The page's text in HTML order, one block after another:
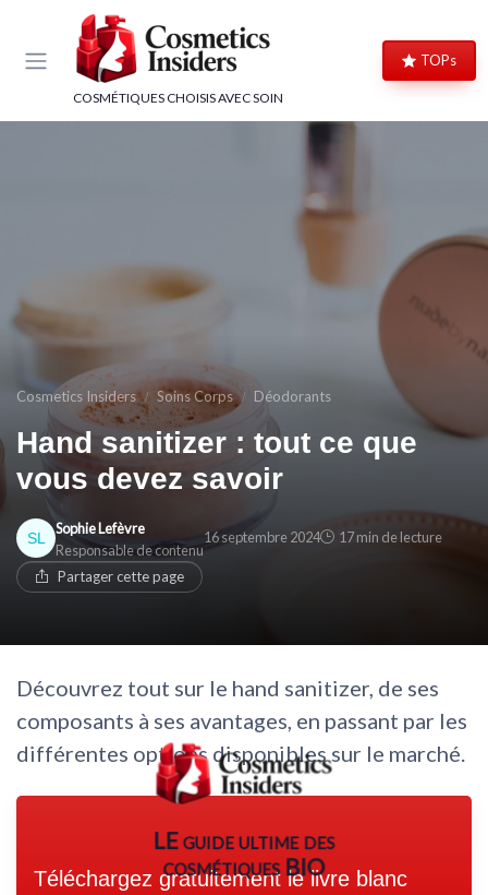
COSMÉTIQUES CHOISIS AVEC SOIN
TOPs
Cosmetics Insiders Soins Corps Déodorants
Hand sanitizer : tout ce que
vous devez savoir
Sophie Lefèvre
Responsable de contenu
16 septembre 2024 17 min de lecture
Partager cette page
Découvrez tout sur le hand sanitizer, de ses
composants à ses avantages, en passant par les
différentes options disponibles sur le marché.
LE guide ultime des
cosmétiques BIO
Téléchargez gratuitement le livre blanc
Panneau de gestion des cookies